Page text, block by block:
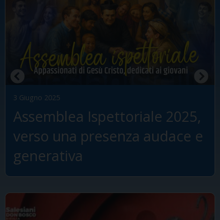
per l’avvio dell’Anno Pastorale
3 Giugno 2025
Assemblea Ispettoriale 2025,
verso una presenza audace e
generativa